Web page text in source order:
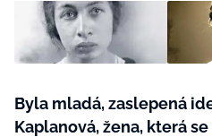
Byla mladá, zaslepená
Kaplanová, žena, která